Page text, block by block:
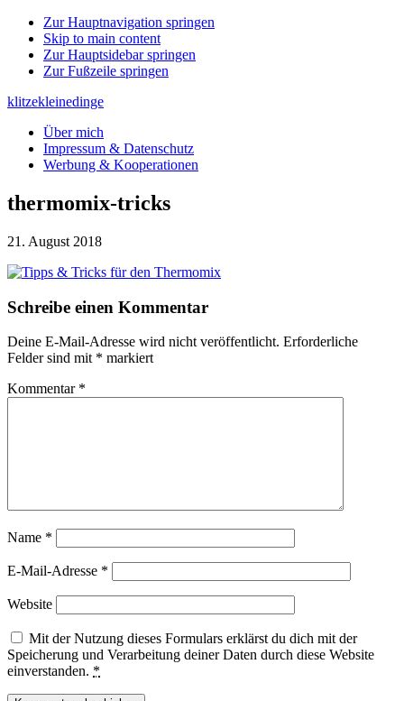
Zur Hauptnavigation springen
Skip to main content
Zur Hauptsidebar springen
Zur Fußzeile springen
klitzekleinedinge
Über mich
Impressum & Datenschutz
Werbung & Kooperationen
thermomix-tricks
21. August 2018
Leser-
Schreibe einen Kommentar
Deine E-Mail-Adresse wird nicht veröffentlicht. Erforderliche
Felder sind mit * markiert
Kommentar *
Name *
E-Mail-Adresse *
Website
Mit der Nutzung dieses Formulars erklärst du dich mit der
Speicherung und Verarbeitung deiner Daten durch diese Website
einverstanden. *